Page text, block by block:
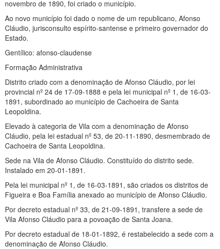
novembro de 1890, foi criado o município.
Ao novo município foi dado o nome de um republicano, Afonso
Cláudio, jurisconsulto espírito-santense e primeiro governador do
Estado.
Gentílico: afonso-claudense
Formação Administrativa
Distrito criado com a denominação de Afonso Cláudio, por lei
provincial nº 24 de 17-09-1888 e pela lei municipal nº 1, de 16-03-
1891, subordinado ao município de Cachoeira de Santa
Leopoldina.
Elevado à categoria de Vila com a denominação de Afonso
Cláudio, pela lei estadual nº 53, de 20-11-1890, desmembrado de
Cachoeira de Santa Leopoldina.
Sede na Vila de Afonso Cláudio. Constituído do distrito sede.
Instalado em 20-01-1891.
Pela lei municipal nº 1, de 16-03-1891, são criados os distritos de
Figueira e Boa Família anexado ao município de Afonso Cláudio.
Por decreto estadual nº 33, de 21-09-1891, transfere a sede de
Vila Afonso Cláudio para a povoação de Santa Joana.
Por decreto estadual de 18-01-1892, é restabelecido a sede com a
denominação de Afonso Cláudio.